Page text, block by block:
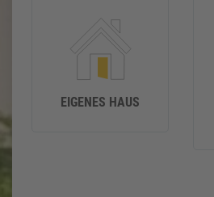
EIGENES HAUS